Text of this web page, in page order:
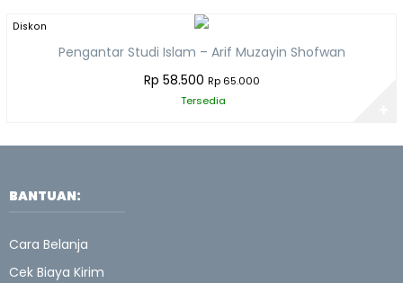
Diskon
Pengantar Studi Islam – Arif Muzayin Shofwan
Rp 58.500 Rp 65.000
Tersedia
BANTUAN:
Cara Belanja
Cek Biaya Kirim